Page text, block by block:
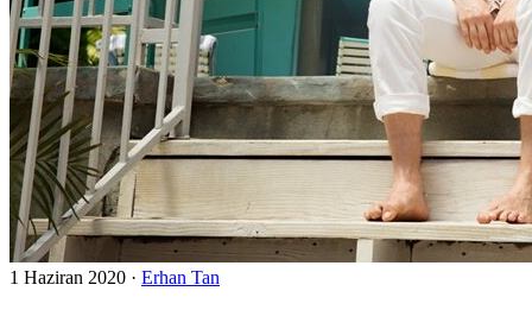
1 Haziran 2020 · Erhan Tan